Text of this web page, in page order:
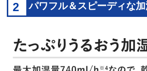
2 パワフル＆スピーディな